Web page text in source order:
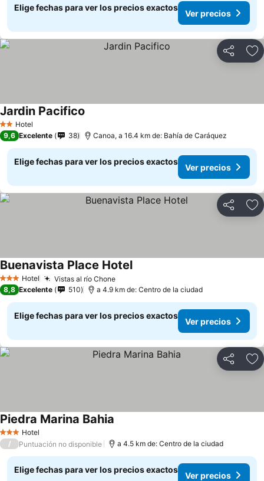
Elige fechas para ver los precios exactos
Ver precios
Compartir
2 Estrellas
Hotel
Jardin Pacifico
9,6 Excelente 38 Canoa, a 16.4 km de: Bahía de Caráquez
Elige fechas para ver los precios exactos
Ver precios
Compartir
3 Estrellas
Hotel Vistas al río ChoneVer precios
Buenavista Place HotelVer precios
8,8 Excelente 510 a 4.9 km de: Centro de la ciudad
Elige fechas para ver los precios exactos
Ver precios
Compartir
3 Estrellas
Hotel
Piedra Marina Bahia
/ Puntuación no disponible a 4.5 km de: Centro de la ciudad
Elige fechas para ver los precios exactos
Ver precios